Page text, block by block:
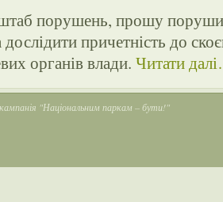
порушень, прошу
причетність до
органів влади. Читати
"Національним паркам – бути!"